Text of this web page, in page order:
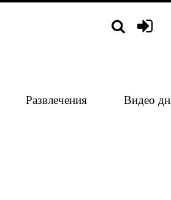
Развлечения Видео